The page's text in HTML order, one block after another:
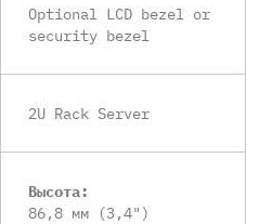
Optional LCD bezel or
security bezel
2U Rack Server
Высота:
86,8 мм (3,4")